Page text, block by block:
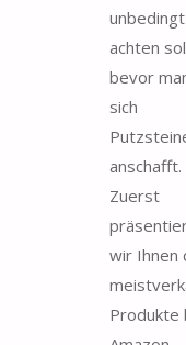
unbedingt
achten
bevor
sich
anschafft.
Zuerst
wir Ihnen
Produkte